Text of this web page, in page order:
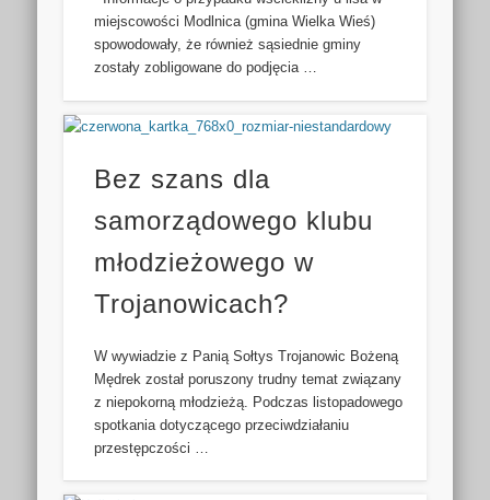
miejscowości Modlnica (gmina Wielka Wieś)
spowodowały, że również sąsiednie gminy
zostały zobligowane do podjęcia …
Bez szans dla
samorządowego klubu
młodzieżowego w
Trojanowicach?
W wywiadzie z Panią Sołtys Trojanowic Bożeną
Mędrek został poruszony trudny temat związany
z niepokorną młodzieżą. Podczas listopadowego
spotkania dotyczącego przeciwdziałaniu
przestępczości …